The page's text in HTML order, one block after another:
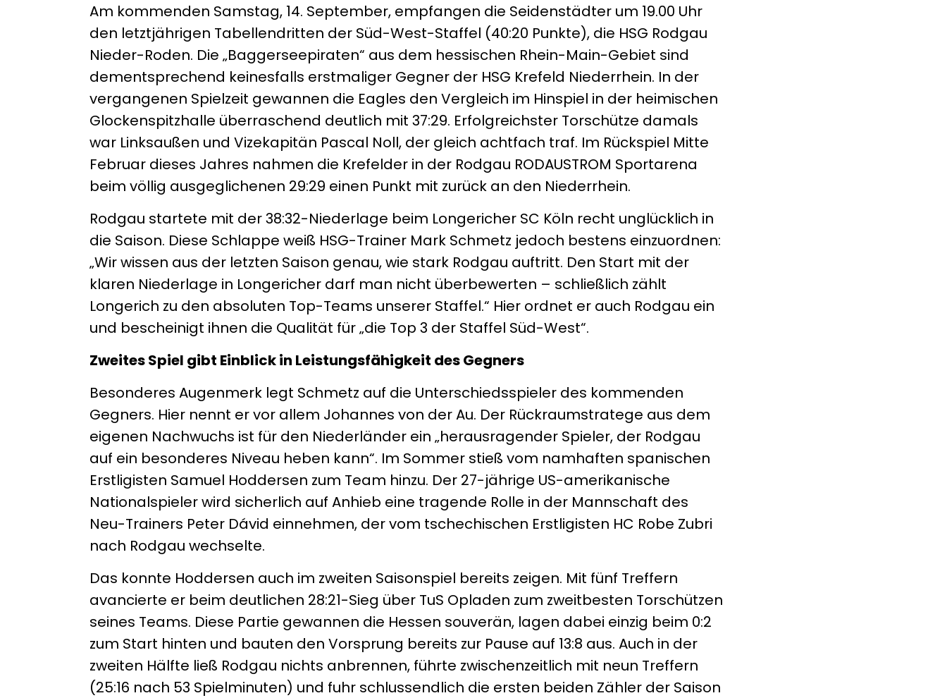
Am kommenden Samstag, 14. September, empfangen die Seidenstädter um 19.00 Uhr
den letztjährigen Tabellendritten der Süd-West-Staffel (40:20 Punkte), die HSG Rodgau
Nieder-Roden. Die „Baggerseepiraten“ aus dem hessischen Rhein-Main-Gebiet sind
dementsprechend keinesfalls erstmaliger Gegner der HSG Krefeld Niederrhein. In der
vergangenen Spielzeit gewannen die Eagles den Vergleich im Hinspiel in der heimischen
Glockenspitzhalle überraschend deutlich mit 37:29. Erfolgreichster Torschütze damals
war Linksaußen und Vizekapitän Pascal Noll, der gleich achtfach traf. Im Rückspiel Mitte
Februar dieses Jahres nahmen die Krefelder in der Rodgau RODAUSTROM Sportarena
beim völlig ausgeglichenen 29:29 einen Punkt mit zurück an den Niederrhein.
Rodgau startete mit der 38:32-Niederlage beim Longericher SC Köln recht unglücklich in
die Saison. Diese Schlappe weiß HSG-Trainer Mark Schmetz jedoch bestens einzuordnen:
„Wir wissen aus der letzten Saison genau, wie stark Rodgau auftritt. Den Start mit der
klaren Niederlage in Longericher darf man nicht überbewerten – schließlich zählt
Longerich zu den absoluten Top-Teams unserer Staffel.“ Hier ordnet er auch Rodgau ein
und bescheinigt ihnen die Qualität für „die Top 3 der Staffel Süd-West“.
Zweites Spiel gibt Einblick in Leistungsfähigkeit des Gegners
Besonderes Augenmerk legt Schmetz auf die Unterschiedsspieler des kommenden
Gegners. Hier nennt er vor allem Johannes von der Au. Der Rückraumstratege aus dem
eigenen Nachwuchs ist für den Niederländer ein „herausragender Spieler, der Rodgau
auf ein besonderes Niveau heben kann“. Im Sommer stieß vom namhaften spanischen
Erstligisten Samuel Hoddersen zum Team hinzu. Der 27-jährige US-amerikanische
Nationalspieler wird sicherlich auf Anhieb eine tragende Rolle in der Mannschaft des
Neu-Trainers Peter Dávid einnehmen, der vom tschechischen Erstligisten HC Robe Zubri
nach Rodgau wechselte.
Das konnte Hoddersen auch im zweiten Saisonspiel bereits zeigen. Mit fünf Treffern
avancierte er beim deutlichen 28:21-Sieg über TuS Opladen zum zweitbesten Torschützen
seines Teams. Diese Partie gewannen die Hessen souverän, lagen dabei einzig beim 0:2
zum Start hinten und bauten den Vorsprung bereits zur Pause auf 13:8 aus. Auch in der
zweiten Hälfte ließ Rodgau nichts anbrennen, führte zwischenzeitlich mit neun Treffern
(25:16 nach 53 Spielminuten) und fuhr schlussendlich die ersten beiden Zähler der Saison